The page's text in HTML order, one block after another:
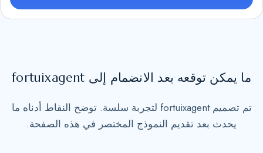
S
e
ما يمكن توقعه بعد الانضمام إلى fortuixagent
تم تصميم fortuixagent لتجربة سلسة. توضح النقاط أدناه ما
يحدث بعد تقديم النموذج المختصر في هذه الصفحة.